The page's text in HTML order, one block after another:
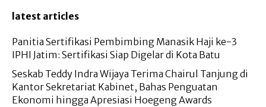
latest articles
Panitia Sertifikasi Pembimbing Manasik Haji ke-3
IPHI Jatim: Sertifikasi Siap Digelar di Kota Batu
Seskab Teddy Indra Wijaya Terima Chairul Tanjung di
Kantor Sekretariat Kabinet, Bahas Penguatan
Ekonomi hingga Apresiasi Hoegeng Awards